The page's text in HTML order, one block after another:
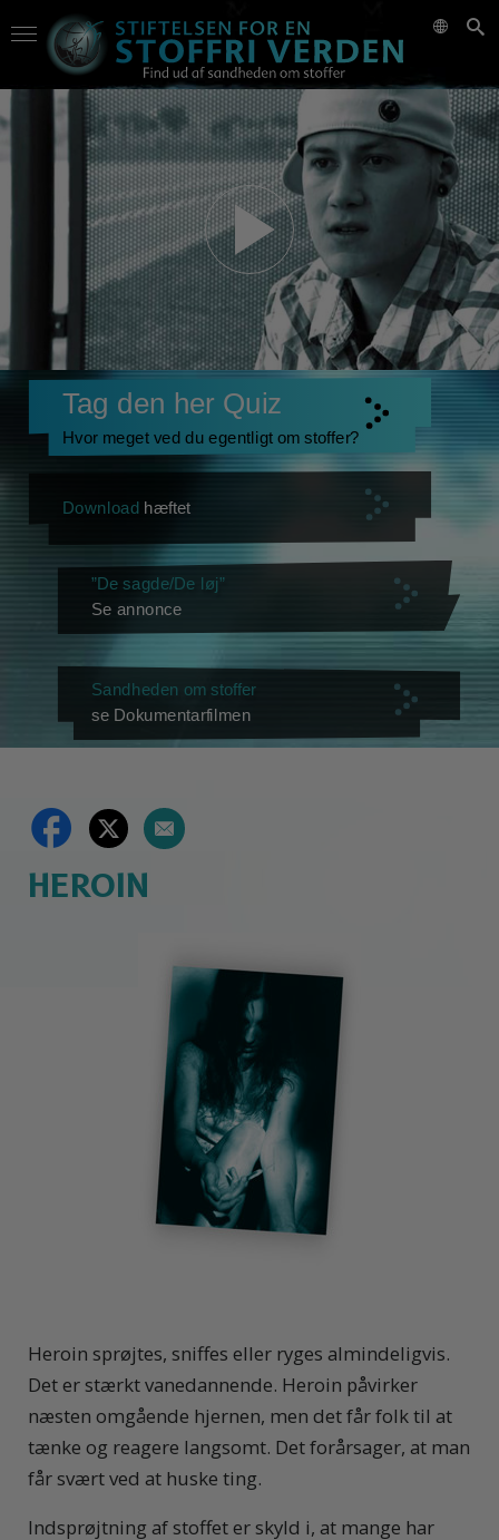
Tag den her Quiz
Hvor meget ved du egentligt om stoffer?
Download hæftet
”De sagde/De løj”
Se annonce
Sandheden om stoffer
se Dokumentarfilmen
HEROIN
Heroin sprøjtes, sniffes eller ryges almindeligvis.
Det er stærkt vanedannende. Heroin påvirker
næsten omgående hjernen, men det får folk til at
tænke og reagere langsomt. Det forårsager, at man
får svært ved at huske ting.
Indsprøjtning af stoffet er skyld i, at mange har